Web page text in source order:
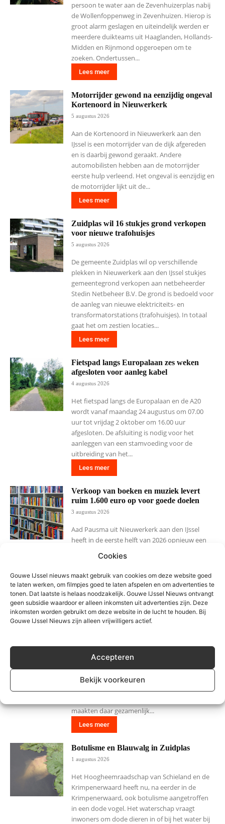
Cookies
Gouwe IJssel nieuws maakt gebruik van cookies om deze website goed
te laten werken, om filmpjes goed te laten afspelen en om advertenties te
tonen. Dat laatste is helaas noodzakelijk. Gouwe IJssel Nieuws ontvangt
geen subsidie waardoor er alleen inkomsten uit advertenties zijn. Deze
inkomsten worden gebruikt om deze website in de lucht te houden. Bij
Gouwe IJssel Nieuws zijn alleen vrijwilligers actief.
Accepteren
Bekijk voorkeuren
persoon te water aan de Zevenhuizerplas nabij
de Wollenfoppenweg in Zevenhuizen. Hierop is
groot alarm geslagen en uiteindelijk werden er
meerdere duikteams uit Haaglanden, Hollands-
Midden en Rijnmond opgeroepen om te
zoeken. Ondertussen...
Lees meer
Motorrijder gewond na eenzijdig ongeval
Kortenoord in Nieuwerkerk
5 augustus 2026
Aan de Kortenoord in Nieuwerkerk aan den
IJssel is een motorrijder van de dijk afgereden
en is daarbij gewond geraakt. Andere
automobilisten hebben aan de motorrijder
eerste hulp verleend. Het ongeval is eenzijdig en
de motorrijder lijkt uit de...
Lees meer
Zuidplas wil 16 stukjes grond verkopen
voor nieuwe trafohuisjes
5 augustus 2026
De gemeente Zuidplas wil op verschillende
plekken in Nieuwerkerk aan den IJssel stukjes
gemeentegrond verkopen aan netbeheerder
Stedin Netbeheer B.V. De grond is bedoeld voor
de aanleg van nieuwe elektriciteits- en
transformatorstations (trafohuisjes). In totaal
gaat het om zestien locaties...
Lees meer
Fietspad langs Europalaan zes weken
afgesloten voor aanleg kabel
4 augustus 2026
Het fietspad langs de Europalaan en de A20
wordt vanaf maandag 24 augustus om 07.00
uur tot vrijdag 2 oktober om 16.00 uur
afgesloten. De afsluiting is nodig voor het
aanleggen van een stamvoeding voor de
uitbreiding van het...
Lees meer
Verkoop van boeken en muziek levert
ruim 1.600 euro op voor goede doelen
3 augustus 2026
Aad Pausma uit Nieuwerkerk aan den IJssel
heeft in de eerste helft van 2026 opnieuw een
mooi bedrag weten op te halen voor
verschillende goede doelen. Met de verkoop
van tweedehands boeken, cd's, lp's en dvd's
bracht hij in...
Lees meer
Pluizige monsters gesignaleerd in
Wie zaterdag 1 augustus door de Oranjebuurt
of de wijk Esse in Nieuwerkerk aan den IJssel
liep, keek waarschijnlijk even vreemd op. Zes
mensen, gekleed in opvallende dierenkostuums
maakten daar gezamenlijk...
Lees meer
Botulisme en Blauwalg in Zuidplas
1 augustus 2026
Het Hoogheemraadschap van Schieland en de
Krimpenerwaard heeft nu, na eerder in de
Krimpenerwaard, ook botulisme aangetroffen
in een dode vogel. Het waterschap vraagt
inwoners om dode dieren in of bij het water bij